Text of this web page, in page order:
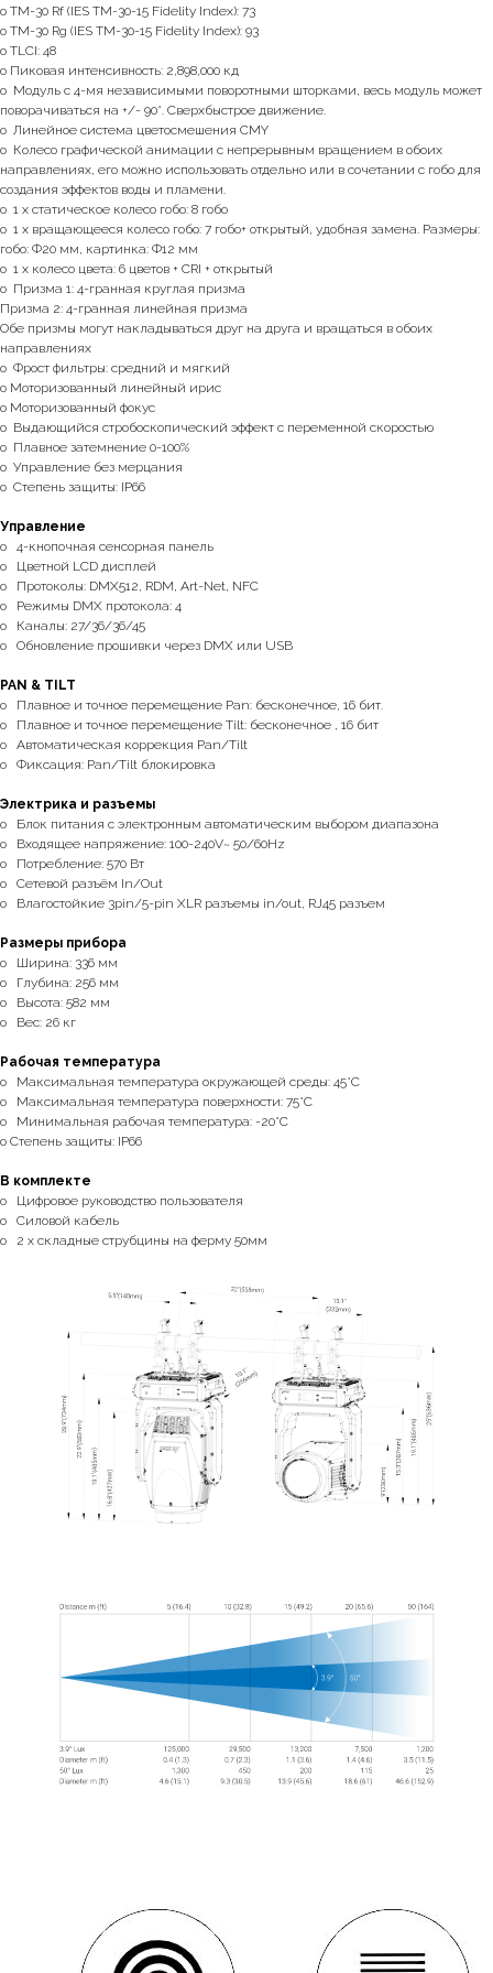
o TM-30 Rf (IES TM-30-15 Fidelity Index): 73
o TM-30 Rg (IES TM-30-15 Fidelity Index): 93
o TLCI: 48
o Пиковая интенсивность: 2,898,000 кд
o Модуль с 4-мя независимыми поворотными шторками, весь модуль может
поворачиваться на +/- 90°. Сверхбыстрое движение.
o Линейное система цветосмешения CMY
o Колесо графической анимации с непрерывным вращением в обоих
направлениях, его можно использовать отдельно или в сочетании с гобо для
создания эффектов воды и пламени.
o 1 х статическое колесо гобо: 8 гобо
o 1 х вращающееся колесо гобо: 7 гобо+ открытый, удобная замена. Размеры:
гобо: Ф20 мм, картинка: Ф12 мм
o 1 х колесо цвета: 6 цветов + CRI + открытый
o Призма 1: 4-гранная круглая призма
Призма 2: 4-гранная линейная призма
Обе призмы могут накладываться друг на друга и вращаться в обоих
направлениях
o Фрост фильтры: средний и мягкий
o Моторизованный линейный ирис
o Моторизованный фокус
o Выдающийся стробоскопический эффект с переменной скоростью
o Плавное затемнение 0-100%
o Управление без мерцания
o Cтепень защиты: IP66
Управление
o 4-кнопочная сенсорная панель
o Цветной LCD дисплей
o Протоколы: DMX512, RDM, Art-Net, NFC
o Режимы DMX протокола: 4
o Каналы: 27/36/36/45
o Обновление прошивки через DMX или USB
PAN & TILT
o Плавное и точное перемещение Pan: бесконечное, 16 бит.
o Плавное и точное перемещение Tilt: бесконечное , 16 бит
o Автоматическая коррекция Pan/Tilt
o Фиксация: Pan/Tilt блокировка
Электрика и разъемы
o Блок питания с электронным автоматическим выбором диапазона
o Входящее напряжение: 100-240V~ 50/60Hz
o Потребление: 570 Вт
o Сетевой разъём In/Out
o Влагостойкие 3pin/5-pin XLR разъемы in/out, RJ45 разъем
Размеры прибора
o Ширина: 336 мм
o Глубина: 256 мм
o Высота: 582 мм
o Вес: 26 кг
Рабочая температура
o Максимальная температура окружающей среды: 45°C
o Максимальная температура поверхности: 75°C
o Минимальная рабочая температура: -20°C
o Степень защиты: IP66
В комплекте
o Цифровое руководство пользователя
o Силовой кабель
o 2 x складные струбцины на ферму 50мм